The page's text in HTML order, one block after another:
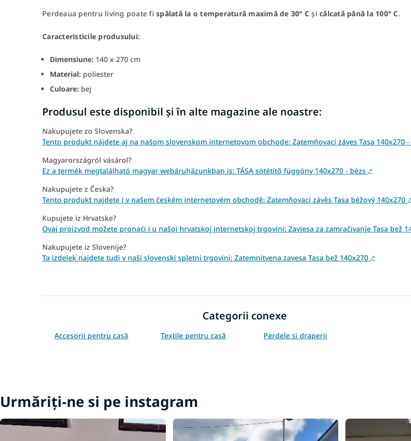
Perdeaua pentru living poate fi spălată la o temperatură maximă de 30° C și călcată până la 100° C.
Caracteristicile produsului:
Dimensiune: 140 x 270 cm
Material: poliester
Culoare: bej
Produsul este disponibil și în alte magazine ale noastre:
Nakupujete zo Slovenska?
Tento produkt nájdete aj na našom slovenskom internetovom obchode: Zatemňovací záves Tasa 140x270 -
Magyarországról vásárol?
Ez a termék megtalálható magyar webáruházunkban is: TÁSA sötétítő függöny 140x270 - bézs ↗
Nakupujete z Česka?
Tento produkt najdete i v našem českém internetovém obchodě: Zatemňovací závěs Tasa béžový 140x270 ↗
Kupujete iz Hrvatske?
Ovaj proizvod možete pronaći i u našoj hrvatskoj internetskoj trgovini: Zavjesa za zamračivanje Tasa bež
Nakupujete iz Slovenije?
Ta izdelek najdete tudi v naši slovenski spletni trgovini: Zatemnitvena zavesa Tasa bež 140x270 ↗
Categorii conexe
Accesorii pentru casă Textile pentru casă Perdele si draperii
Urmăriți-ne si pe instagram